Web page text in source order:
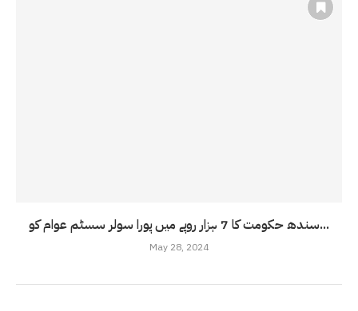
سندھ حکومت کا 7 ہزار روپے میں پورا سولر سسٹم عوام کو...
May 28, 2024